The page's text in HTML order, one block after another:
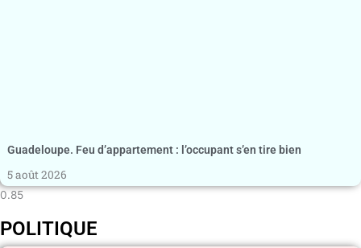
Guadeloupe. Feu d’appartement : l’occupant s’en tire bien
5 août 2026
POLITIQUE